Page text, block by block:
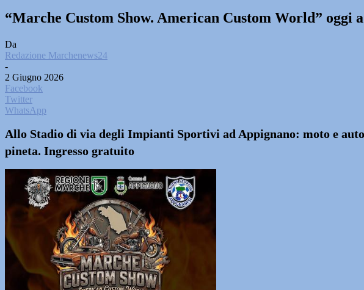
“Marche Custom Show. American Custom World” oggi
Da
Redazione Marchenews24
-
2 Giugno 2026
Facebook
Twitter
WhatsApp
Allo Stadio di via degli Impianti Sportivi ad Appignano: moto e
pineta. Ingresso gratuito